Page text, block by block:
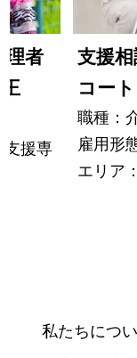
理者
支援専
支援
コート
職種：
雇用形
エリア
私たちにつ